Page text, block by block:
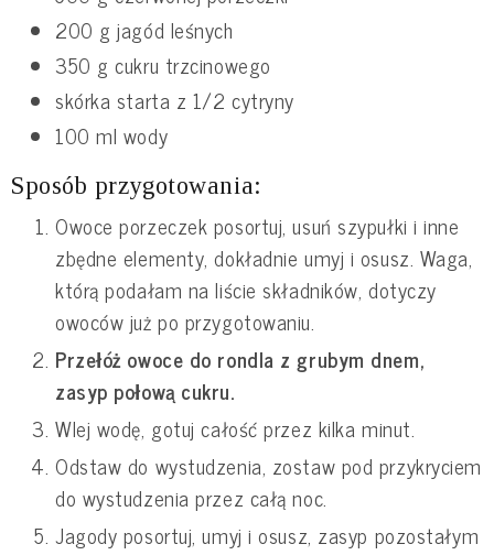
200 g jagód leśnych
350 g cukru trzcinowego
skórka starta z 1/2 cytryny
100 ml wody
Sposób przygotowania:
Owoce porzeczek posortuj, usuń szypułki i inne
zbędne elementy, dokładnie umyj i osusz. Waga,
którą podałam na liście składników, dotyczy
owoców już po przygotowaniu.
Przełóż owoce do rondla z grubym dnem,
zasyp połową cukru.
Wlej wodę, gotuj całość przez kilka minut.
Odstaw do wystudzenia, zostaw pod przykryciem
do wystudzenia przez całą noc.
Jagody posortuj, umyj i osusz, zasyp pozostałym